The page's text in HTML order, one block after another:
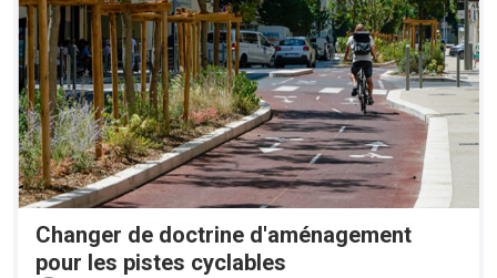
Changer de doctrine d'aménagement
pour les pistes cyclables